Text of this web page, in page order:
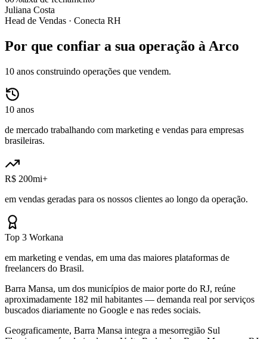
Juliana Costa
Head de Vendas · Conecta RH
Por que confiar a sua operação à Arco
10 anos construindo operações que vendem.
10 anos
de mercado trabalhando com marketing e vendas para empresas
brasileiras.
R$ 200mi+
em vendas geradas para os nossos clientes ao longo da operação.
Top 3 Workana
em marketing e vendas, em uma das maiores plataformas de
freelancers do Brasil.
Barra Mansa, um dos municípios de maior porte do RJ, reúne
aproximadamente 182 mil habitantes — demanda real por serviços
buscados diariamente no Google e nas redes sociais.
Geograficamente, Barra Mansa integra a mesorregião Sul